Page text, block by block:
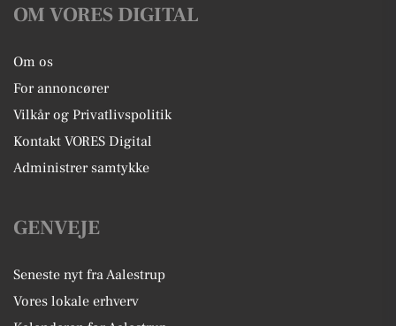
OM VORES DIGITAL
Om os
For annoncører
Vilkår og Privatlivspolitik
Kontakt VORES Digital
Administrer samtykke
GENVEJE
Seneste nyt fra Aalestrup
Vores lokale erhverv